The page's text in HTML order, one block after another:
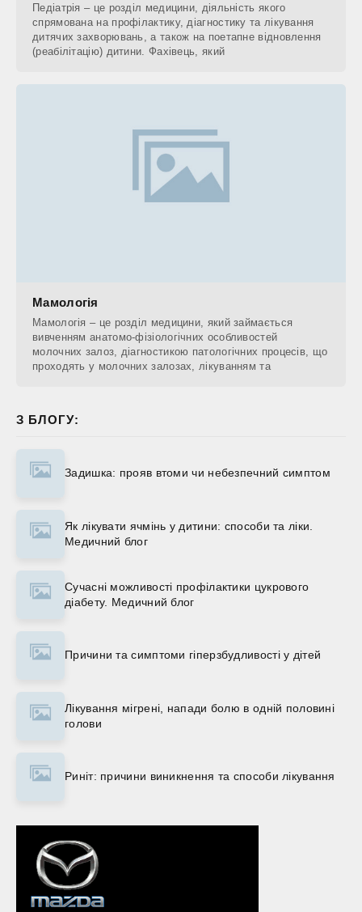
Педіатрія – це розділ медицини, діяльність якого
спрямована на профілактику, діагностику та лікування
дитячих захворювань, а також на поетапне відновлення
(реабілітацію) дитини. Фахівець, який
Мамологія
Мамологія – це розділ медицини, який займається
вивченням анатомо-фізіологічних особливостей
молочних залоз, діагностикою патологічних процесів, що
проходять у молочних залозах, лікуванням та
З БЛОГУ:
Задишка: прояв втоми чи небезпечний симптом
Як лікувати ячмінь у дитини: способи та ліки.
Медичний блог
Сучасні можливості профілактики цукрового
діабету. Медичний блог
Причини та симптоми гіперзбудливості у дітей
Лікування мігрені, напади болю в одній половині
голови
Риніт: причини виникнення та способи лікування